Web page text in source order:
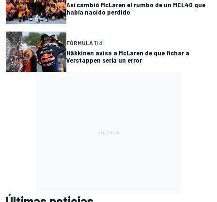
Así cambió McLaren el rumbo de un MCL40 que
había nacido perdido
FÓRMULA 11 d
Häkkinen avisa a McLaren de que fichar a
Verstappen sería un error